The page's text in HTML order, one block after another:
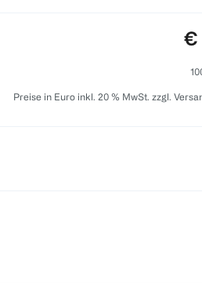
€
Preise in Euro inkl. 20 % MwSt. zzgl.